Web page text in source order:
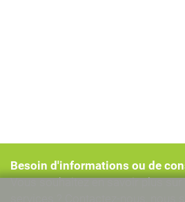
Besoin d'informations ou de
Vous souhaitez en savoir plus